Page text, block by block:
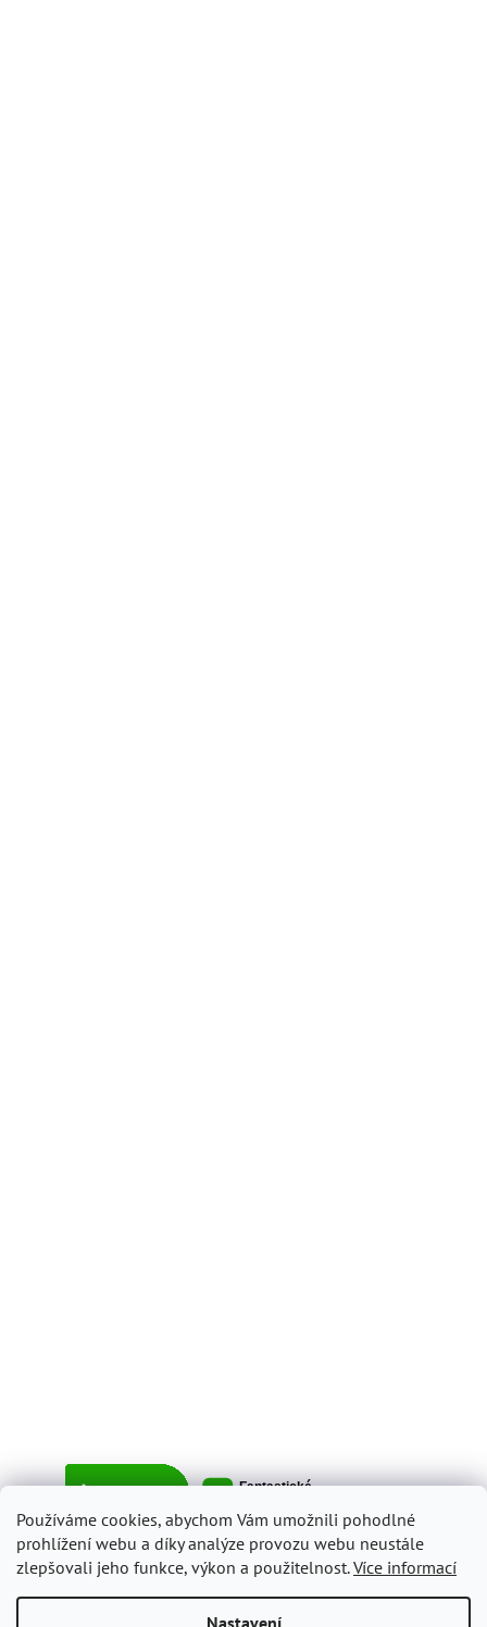
Používáme cookies, abychom Vám umožnili pohodlné
prohlížení webu a díky analýze provozu webu neustále
zlepšovali jeho funkce, výkon a použitelnost.Více informací
Nastavení